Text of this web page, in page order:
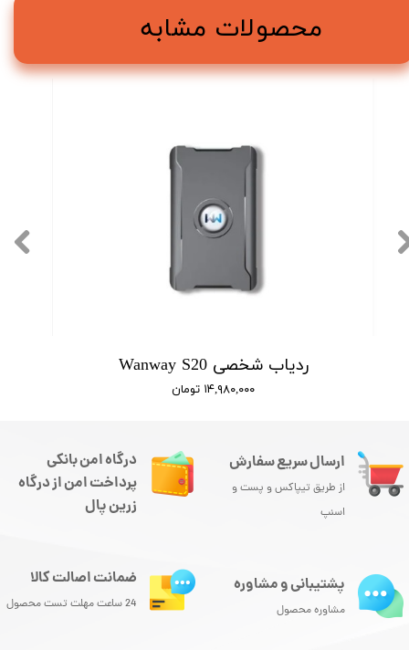
ردیاب شخصی Wanway S20
۱۴,۹۸۰,۰۰۰ تومان
محصولات مشابه
ارسال سریع سفارش
از طریق تیپاکس و پست و
اسنپ
درگاه امن بانکی
پرداخت امن از درگاه
زرین پال
پشتیبانی و مشاوره
مشاوره محصول
ضمانت اصالت کالا
24 ساعت مهلت تست محصول